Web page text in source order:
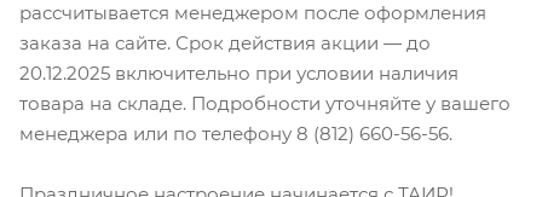
рассчитывается менеджером после оформления
заказа на сайте. Срок действия акции — до
20.12.2025 включительно при условии наличия
товара на складе. Подробности уточняйте у вашего
менеджера или по телефону 8 (812) 660-56-56.